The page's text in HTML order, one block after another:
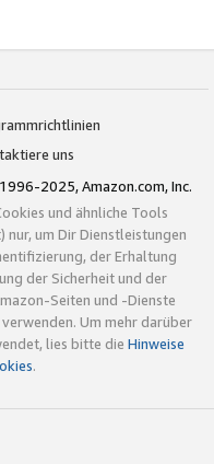
uns
2025, Amazon.com, Inc.
und ähnliche Tools
nur, um Dir Dienstleistungen
der Erhaltung
der Sicherheit und der
Seiten und -Dienste
Um mehr darüber
lies bitte die Hinweise
.